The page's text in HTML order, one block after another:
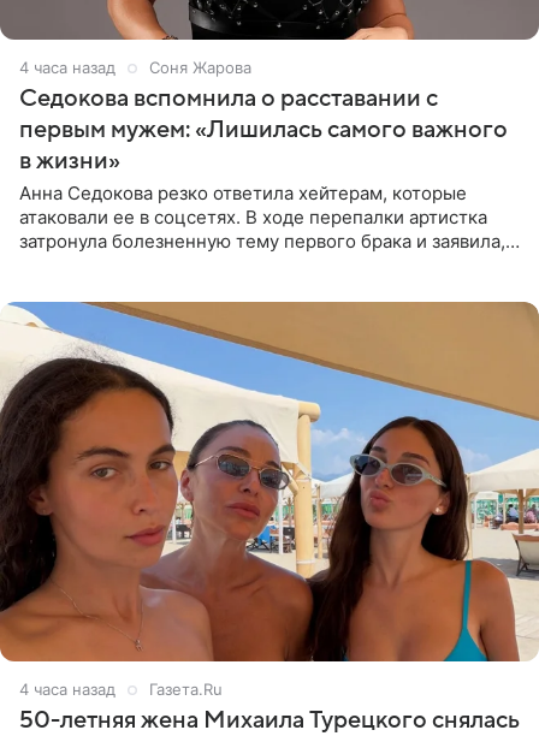
4 часа назад Соня Жарова
Седокова вспомнила о расставании с
первым мужем: «Лишилась самого важного
в жизни»
Анна Седокова резко ответила хейтерам, которые
атаковали ее в соцсетях. В ходе перепалки артистка
затронула болезненную тему первого брака и заявила,
4 часа назад Газета.Ru
50-летняя жена Михаила Турецкого снялась